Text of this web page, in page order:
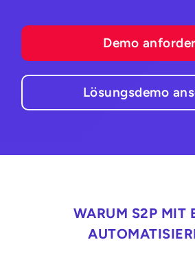
Demo
Lösungsdemo
WARUM S2P MIT